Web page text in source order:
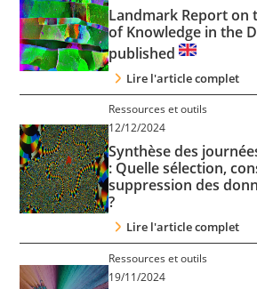
Contact
Nous suivre
Landmark Report on
of Knowledge in the
published
Lire l'article complet
Ressources et outils
12/12/2024
Synthèse des
: Quelle sélection,
suppression des
?
Lire l'article complet
Ressources et outils
19/11/2024